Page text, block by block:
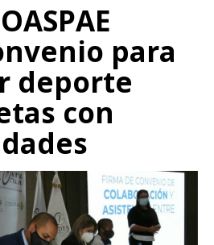
para
deporte
con